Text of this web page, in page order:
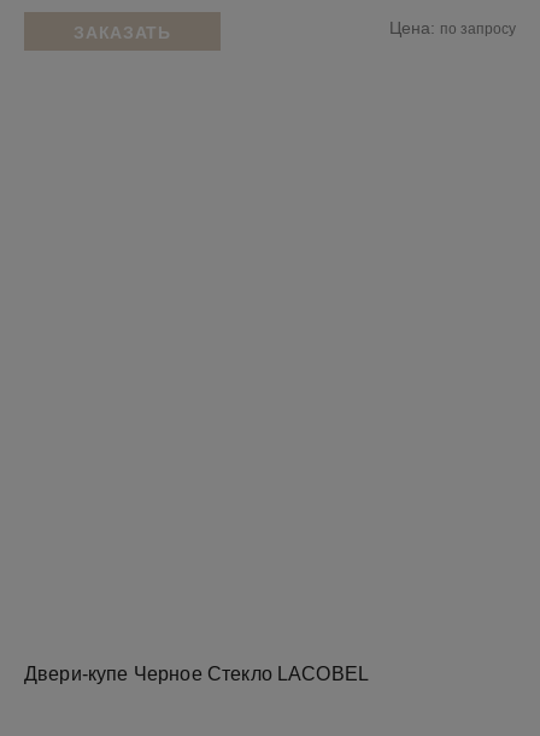
ЗАКАЗАТЬ Цена: по запросу
Двери-купе Черное Стекло LACOBEL